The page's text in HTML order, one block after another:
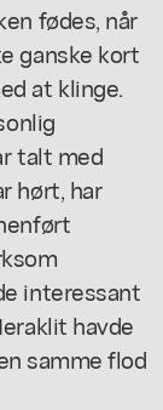
fødes, når
ganske kort
at klinge.
talt med
hørt, har
interessant
havde
samme flod